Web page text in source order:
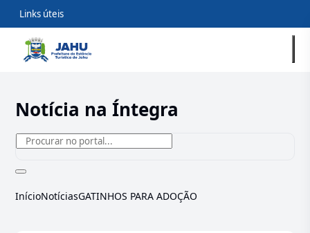
Links úteis
Notícia na Íntegra
InícioNotíciasGATINHOS PARA ADOÇÃO